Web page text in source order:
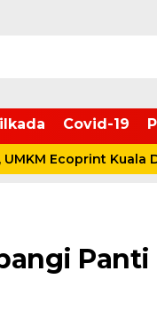
Covid-19
Kuala Dasal
Panti